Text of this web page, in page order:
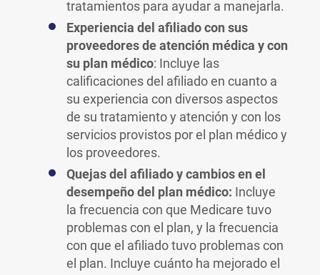
tratamientos para ayudar a manejarla.
Experiencia del afiliado con sus
proveedores de atención médica y con
su plan médico: Incluye las
calificaciones del afiliado en cuanto a
su experiencia con diversos aspectos
de su tratamiento y atención y con los
servicios provistos por el plan médico y
los proveedores.
Quejas del afiliado y cambios en el
desempeño del plan médico: Incluye
la frecuencia con que Medicare tuvo
problemas con el plan, y la frecuencia
con que el afiliado tuvo problemas con
el plan. Incluye cuánto ha mejorado el